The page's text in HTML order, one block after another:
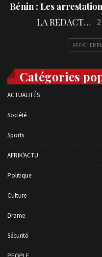
Bénin : Les
LA REDACTION
AFFICHER
Catégories
ACTUALITÉS
Société
Sports
AFRIK'ACTU
Politique
Culture
Drame
Sécurité